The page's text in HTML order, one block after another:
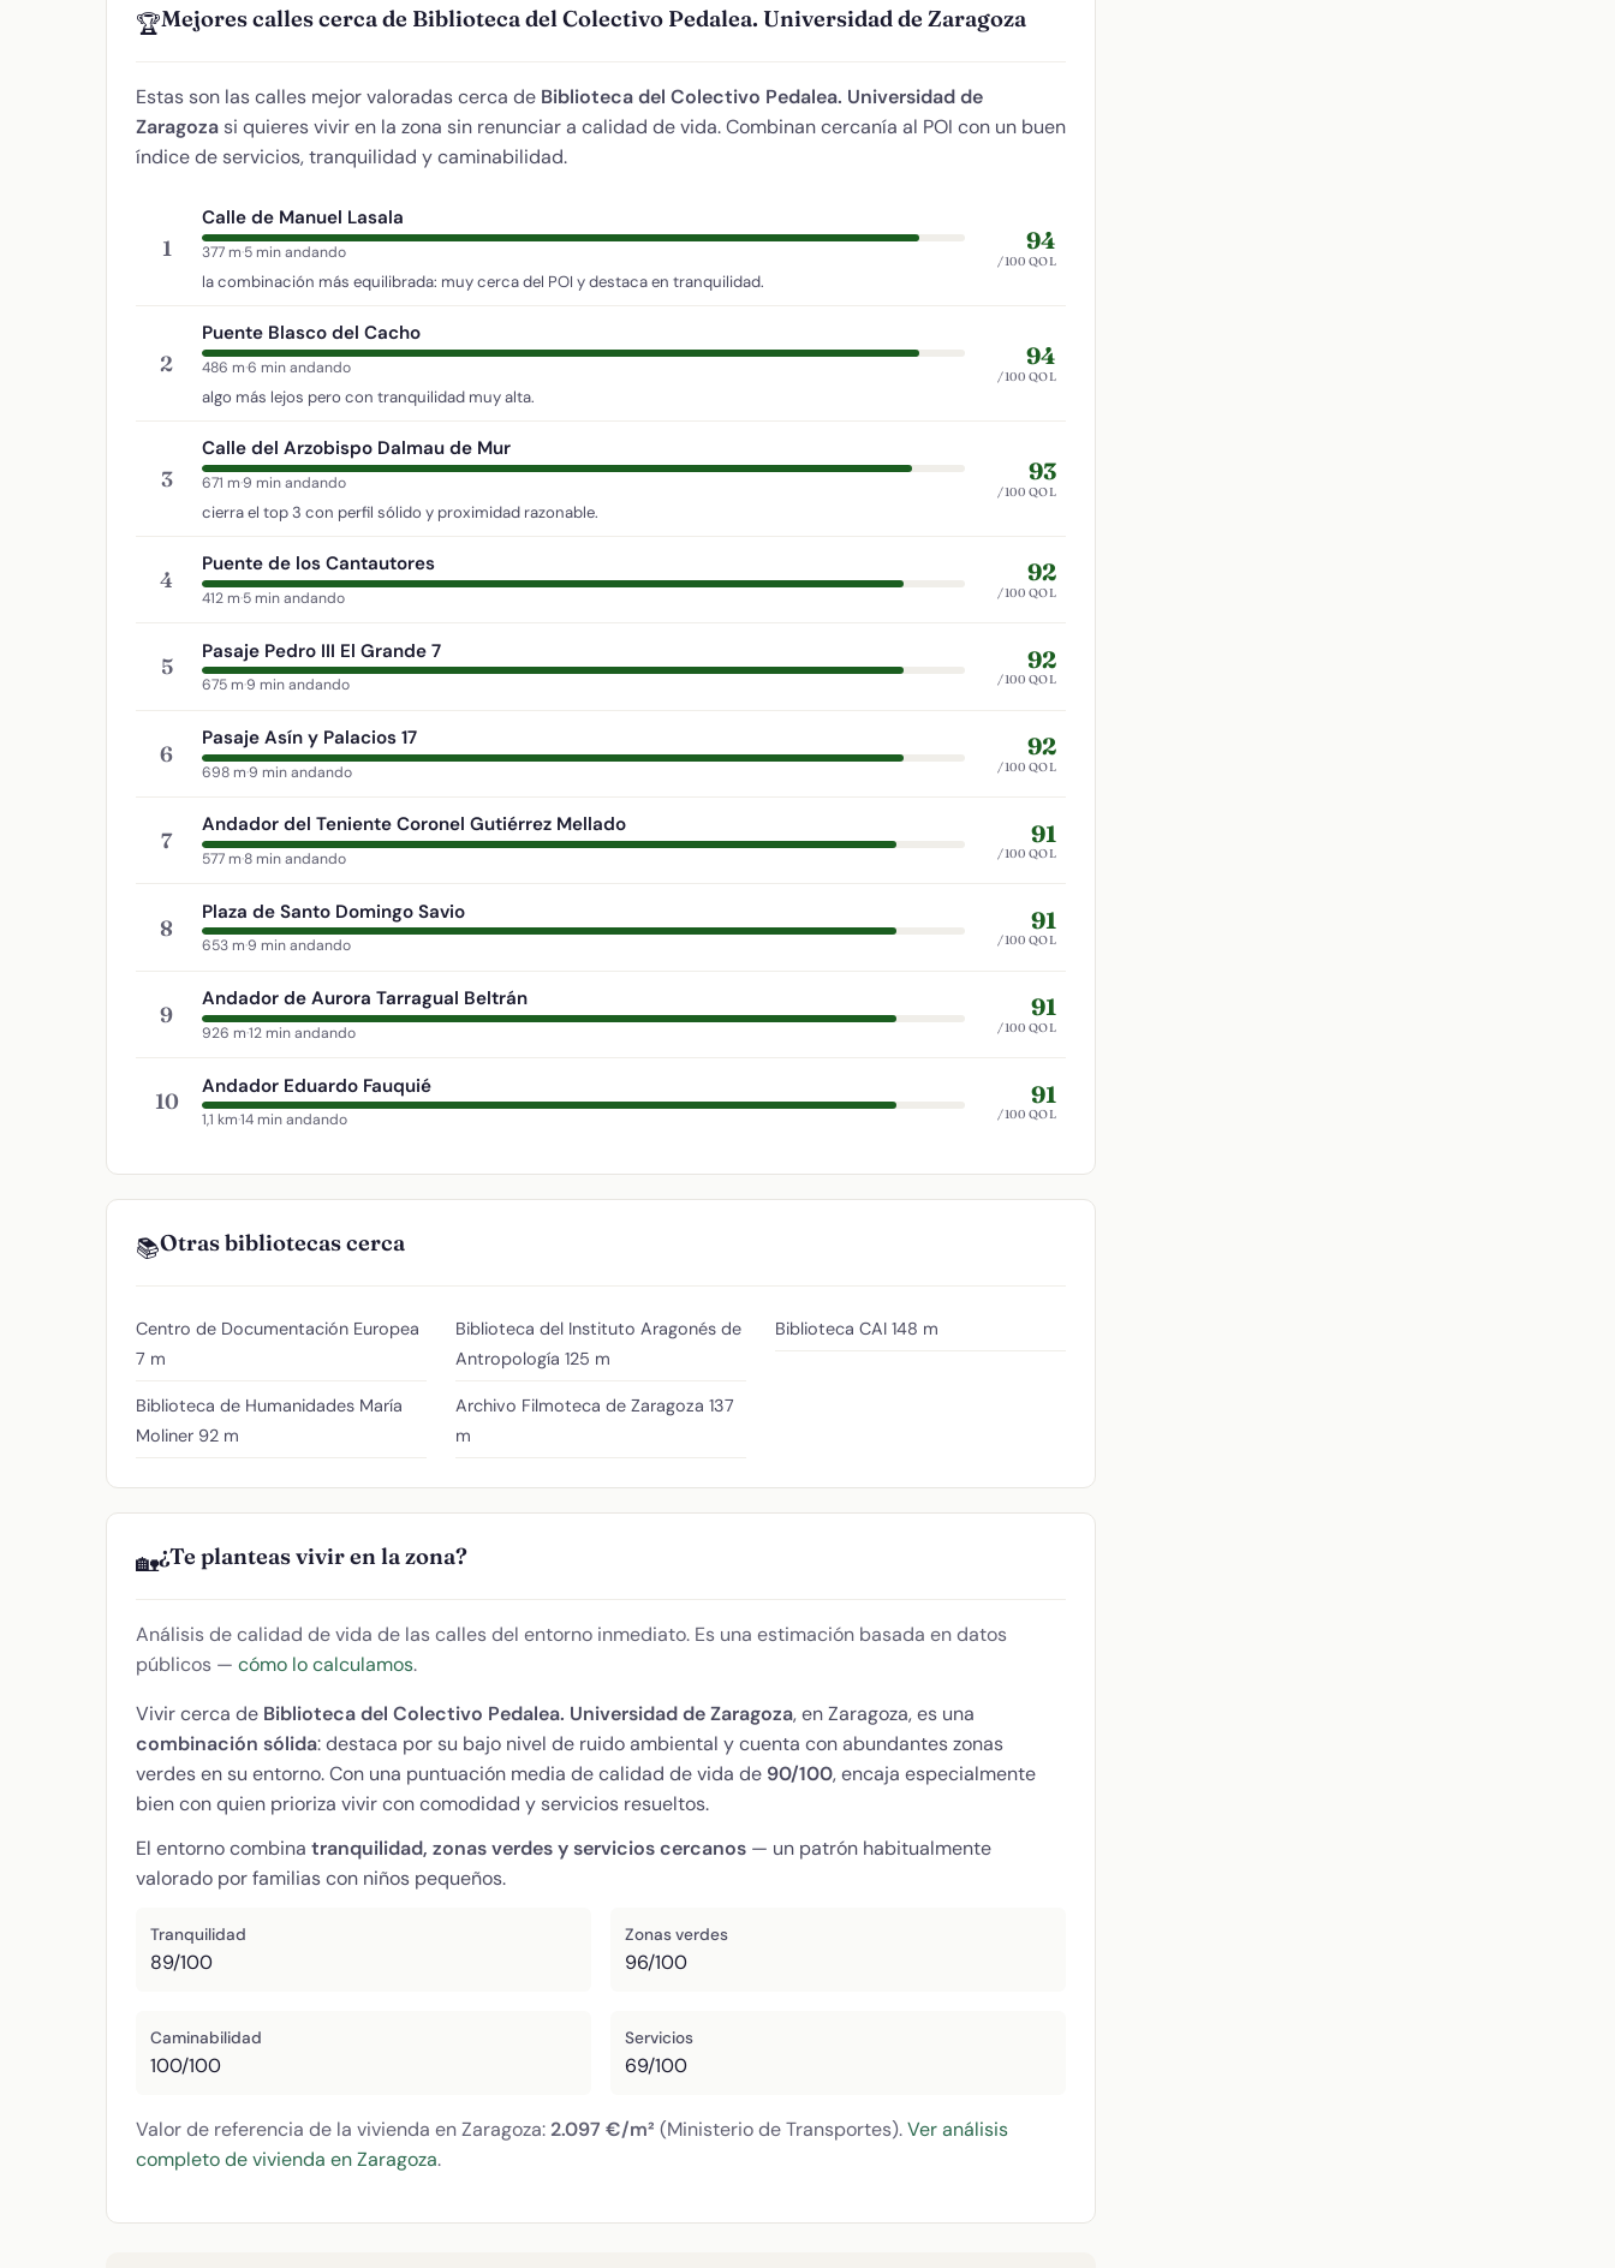
🏆Mejores calles cerca de Biblioteca del Colectivo Pedalea. Universidad de Zaragoza
Estas son las calles mejor valoradas cerca de Biblioteca del Colectivo Pedalea. Universidad de
Zaragoza si quieres vivir en la zona sin renunciar a calidad de vida. Combinan cercanía al POI con un buen
índice de servicios, tranquilidad y caminabilidad.
1
Calle de Manuel Lasala
377 m·5 min andando
la combinación más equilibrada: muy cerca del POI y destaca en tranquilidad.
94
/100 QOL
2
Puente Blasco del Cacho
486 m·6 min andando
algo más lejos pero con tranquilidad muy alta.
94
/100 QOL
3
Calle del Arzobispo Dalmau de Mur
671 m·9 min andando
cierra el top 3 con perfil sólido y proximidad razonable.
93
/100 QOL
4
Puente de los Cantautores
412 m·5 min andando
92
/100 QOL
5
Pasaje Pedro III El Grande 7
675 m·9 min andando
92
/100 QOL
6
Pasaje Asín y Palacios 17
698 m·9 min andando
92
/100 QOL
7
Andador del Teniente Coronel Gutiérrez Mellado
577 m·8 min andando
91
/100 QOL
8
Plaza de Santo Domingo Savio
653 m·9 min andando
91
/100 QOL
9
Andador de Aurora Tarragual Beltrán
926 m·12 min andando
91
/100 QOL
10
Andador Eduardo Fauquié
1,1 km·14 min andando
91
/100 QOL
📚Otras bibliotecas cerca
Centro de Documentación Europea
7 m
Biblioteca de Humanidades María
Moliner 92 m
Biblioteca del Instituto Aragonés de
Antropología 125 m
Archivo Filmoteca de Zaragoza 137
m
Biblioteca CAI 148 m
🏡¿Te planteas vivir en la zona?
Análisis de calidad de vida de las calles del entorno inmediato. Es una estimación basada en datos
públicos — cómo lo calculamos.
Vivir cerca de Biblioteca del Colectivo Pedalea. Universidad de Zaragoza, en Zaragoza, es una
combinación sólida: destaca por su bajo nivel de ruido ambiental y cuenta con abundantes zonas
verdes en su entorno. Con una puntuación media de calidad de vida de 90/100, encaja especialmente
bien con quien prioriza vivir con comodidad y servicios resueltos.
El entorno combina tranquilidad, zonas verdes y servicios cercanos — un patrón habitualmente
valorado por familias con niños pequeños.
Tranquilidad
89/100
Zonas verdes
96/100
Caminabilidad
100/100
Servicios
69/100
Valor de referencia de la vivienda en Zaragoza: 2.097 €/m² (Ministerio de Transportes).Ver análisis
completo de vivienda en Zaragoza.